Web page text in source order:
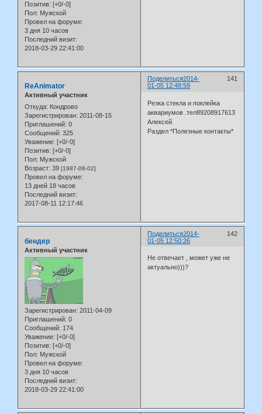
Позитив: [+0/-0]
Пол: Мужской
Провел на форуме:
3 дня 10 часов
Последний визит:
2018-03-29 22:41:00
Поделиться 141
2014-
01-05 12:48:59
ReAnimator
Активный участник
Откуда: Кондрово
Зарегистрирован: 2011-08-15
Приглашений: 0
Сообщений: 325
Уважение: [+0/-0]
Позитив: [+0/-0]
Пол: Мужской
Возраст: 39 [1987-08-02]
Провел на форуме:
13 дней 18 часов
Последний визит:
2017-08-11 12:17:46
Резка стекла и поклейка
аквариумов .тел89208917613
Алексей.
Раздел *Полезные контакты*
Поделиться 142
2014-
01-05 12:50:26
бендер
Активный участник
Зарегистрирован: 2011-04-09
Приглашений: 0
Сообщений: 174
Уважение: [+0/-0]
Позитив: [+0/-0]
Пол: Мужской
Провел на форуме:
3 дня 10 часов
Последний визит:
2018-03-29 22:41:00
Не отвечает , может уже не
актуально)))?